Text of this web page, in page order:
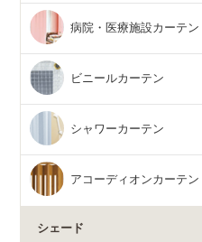
病院・医療施設カーテン
ビニールカーテン
シャワーカーテン
アコーディオンカーテン
シェード